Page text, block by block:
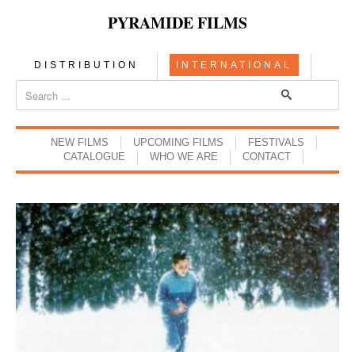
PYRAMIDE FILMS
DISTRIBUTION INTERNATIONAL
NEW FILMS UPCOMING FILMS
FESTIVALS
CATALOGUE
WHO WE ARE CONTACT